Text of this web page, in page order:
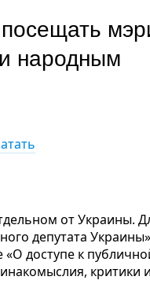
народным
от Украины.
депутата
«О доступе к
критики